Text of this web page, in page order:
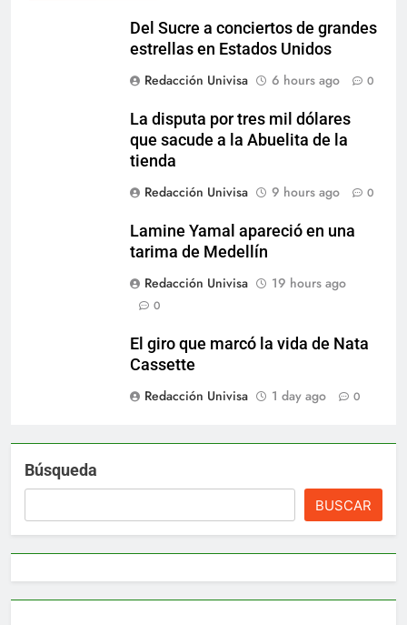
Del Sucre a conciertos de grandes
estrellas en Estados Unidos
Redacción Univisa
6 hours ago 0
La disputa por tres mil dólares
que sacude a la Abuelita de la
tienda
Redacción Univisa
9 hours ago 0
Lamine Yamal apareció en una
tarima de Medellín
Redacción Univisa
19 hours ago
0
El giro que marcó la vida de Nata
Cassette
Redacción Univisa
1 day ago 0
Búsqueda
BUSCAR